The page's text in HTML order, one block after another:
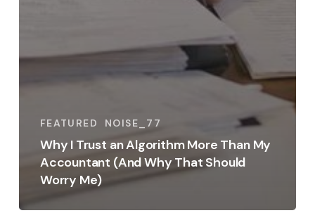
FEATURED NOISE_77
Why I Trust an Algorithm More Than My
Accountant (And Why That Should
Worry Me)